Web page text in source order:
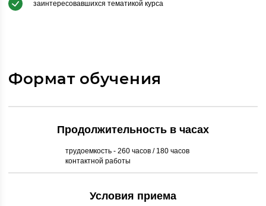
заинтересовавшихся тематикой курса
Формат обучения
Продолжительность в часах
трудоемкость - 260 часов / 180 часов
контактной работы
Условия приема